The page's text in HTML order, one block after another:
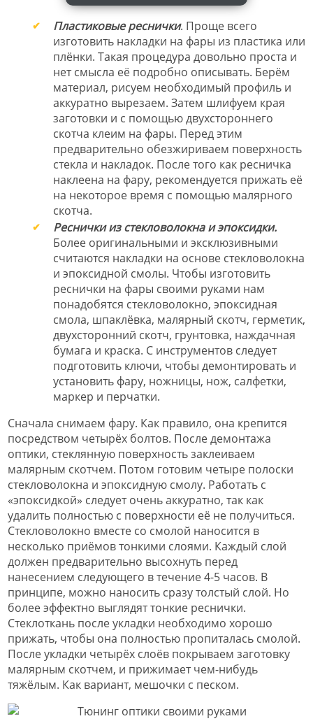
Пластиковые реснички. Проще всего
изготовить накладки на фары из пластика или
плёнки. Такая процедура довольно проста и
нет смысла её подробно описывать. Берём
материал, рисуем необходимый профиль и
аккуратно вырезаем. Затем шлифуем края
заготовки и с помощью двухстороннего
скотча клеим на фары. Перед этим
предварительно обезжириваем поверхность
стекла и накладок. После того как ресничка
наклеена на фару, рекомендуется прижать её
на некоторое время с помощью малярного
скотча.
Реснички из стекловолокна и эпоксидки.
Более оригинальными и эксклюзивными
считаются накладки на основе стекловолокна
и эпоксидной смолы. Чтобы изготовить
реснички на фары своими руками нам
понадобятся стекловолокно, эпоксидная
смола, шпаклёвка, малярный скотч, герметик,
двухсторонний скотч, грунтовка, наждачная
бумага и краска. С инструментов следует
подготовить ключи, чтобы демонтировать и
установить фару, ножницы, нож, салфетки,
маркер и перчатки.
Сначала снимаем фару. Как правило, она крепится
посредством четырёх болтов. После демонтажа
оптики, стеклянную поверхность заклеиваем
малярным скотчем. Потом готовим четыре полоски
стекловолокна и эпоксидную смолу. Работать с
«эпоксидкой» следует очень аккуратно, так как
удалить полностью с поверхности её не получиться.
Стекловолокно вместе со смолой наносится в
несколько приёмов тонкими слоями. Каждый слой
должен предварительно высохнуть перед
нанесением следующего в течение 4-5 часов. В
принципе, можно наносить сразу толстый слой. Но
более эффектно выглядят тонкие реснички.
Стеклоткань после укладки необходимо хорошо
прижать, чтобы она полностью пропиталась смолой.
После укладки четырёх слоёв покрываем заготовку
малярным скотчем, и прижимает чем-нибудь
тяжёлым. Как вариант, мешочки с песком.